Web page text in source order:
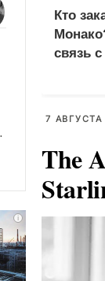
Кто
связь
7 АВГУСТА
The